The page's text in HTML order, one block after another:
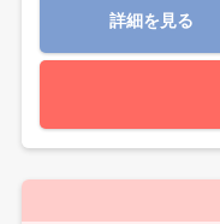
詳細を見る